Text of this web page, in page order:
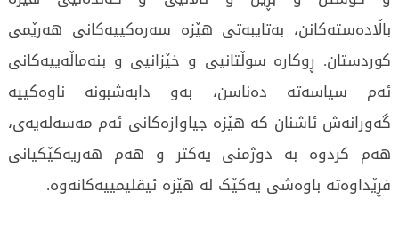
باڵادەستەکانن، بەتایبەتی ھێزە سەرەکییەکانی ھەرێمی
کوردستان. ڕوکارە سوڵتانیی و خێزانیی و بنەماڵەییەکانی
ئەم سیاسەتە دەناسن، بەو دابەشبونە ناوەکییە
گەورانەش ئاشنان کە ھێزە جیاوازەکانی ئەم مەسەلەیەی،
ھەم کردوە بە دوژمنی یەکتر و ھەم ھەریەکێکیانی
فڕێداوەتە باوەشی یەکێک لە ھێزە ئیقلیمییەکانەوە.